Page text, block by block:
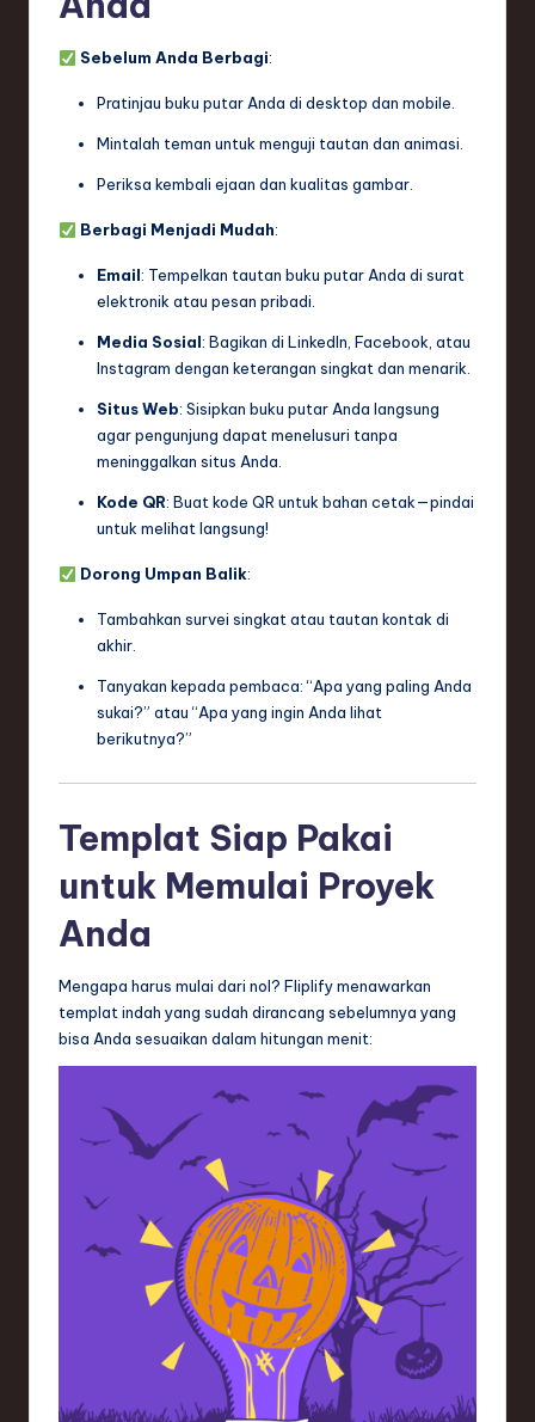
Sebelum Anda Berbagi:
Pratinjau buku putar Anda di desktop dan mobile.
Mintalah teman untuk menguji tautan dan animasi.
Periksa kembali ejaan dan kualitas gambar.
Berbagi Menjadi Mudah:
Email: Tempelkan tautan buku putar Anda di surat
elektronik atau pesan pribadi.
Media Sosial: Bagikan di LinkedIn, Facebook, atau
Instagram dengan keterangan singkat dan menarik.
Situs Web: Sisipkan buku putar Anda langsung
agar pengunjung dapat menelusuri tanpa
meninggalkan situs Anda.
Kode QR: Buat kode QR untuk bahan cetak—pindai
untuk melihat langsung!
Dorong Umpan Balik:
Tambahkan survei singkat atau tautan kontak di
akhir.
Tanyakan kepada pembaca: “Apa yang paling Anda
sukai?” atau “Apa yang ingin Anda lihat
berikutnya?”
Templat Siap Pakai
untuk Memulai Proyek
Anda
Mengapa harus mulai dari nol? Fliplify menawarkan
templat indah yang sudah dirancang sebelumnya yang
bisa Anda sesuaikan dalam hitungan menit: